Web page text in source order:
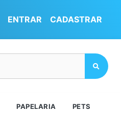
ENTRAR CADASTRAR
PAPELARIA PETS